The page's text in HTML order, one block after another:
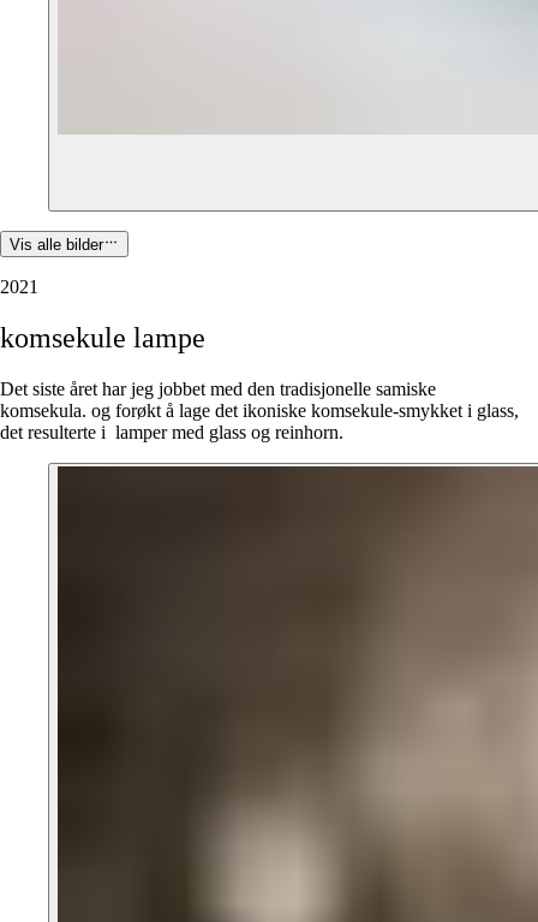
Vis alle bilder
2021
komsekule lampe
Det siste året har jeg jobbet med den tradisjonelle samiske
komsekula. og forøkt å lage det ikoniske komsekule-smykket i glass,
det resulterte i lamper med glass og reinhorn.